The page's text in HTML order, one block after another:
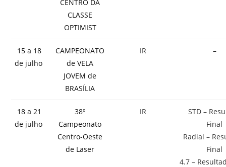
CENTRO DA
CLASSE
OPTIMIST
15 a 18
de julho
CAMPEONATO
de VELA
JOVEM de
BRASÍLIA
IR –
18 a 21
de julho
38º
Campeonato
Centro-Oeste
de Laser
IR
STD –
Final
Radial –
Final
4.7 –